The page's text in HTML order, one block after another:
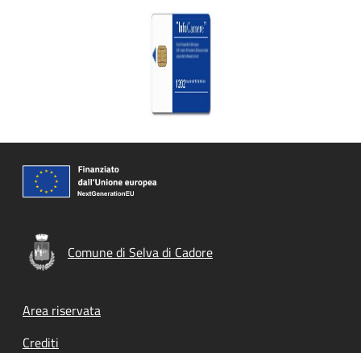
Comune di Selva di Cadore
Footer menu
Area riservata
Crediti